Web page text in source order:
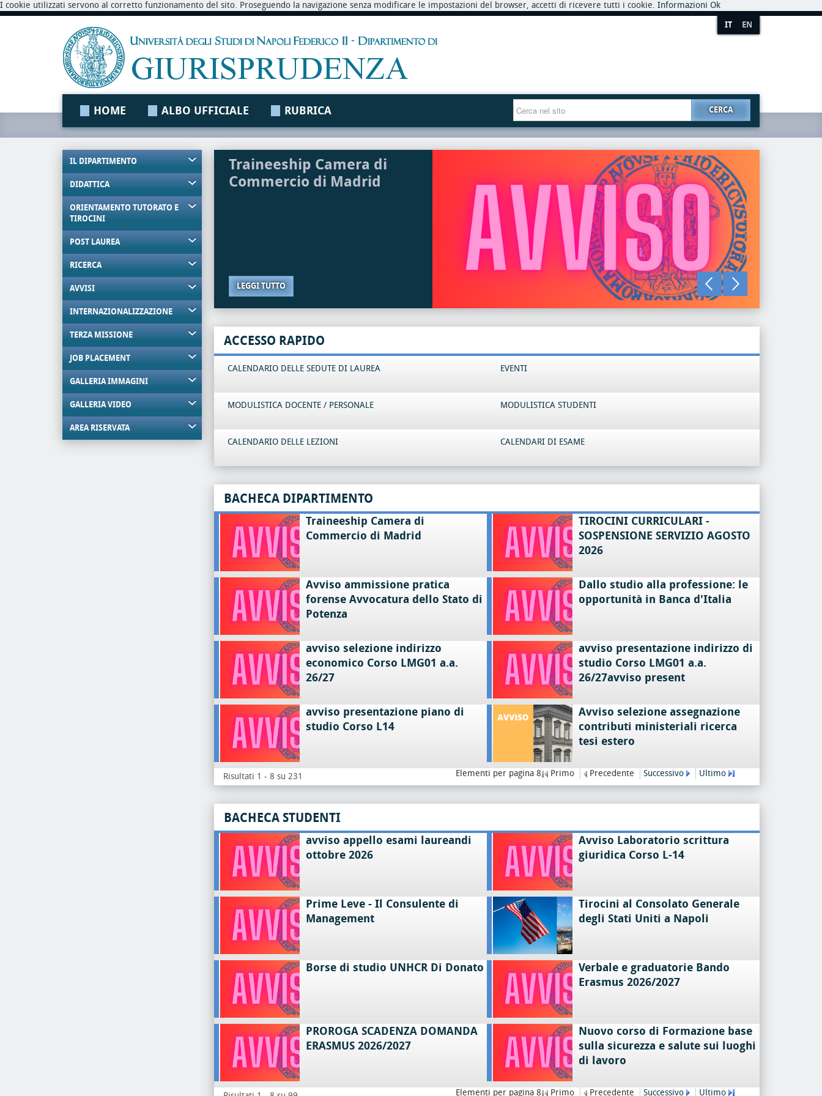
I cookie utilizzati servono al corretto funzionamento del sito. Proseguendo la navigazione senza modificare le impostazioni del browser, accetti di ricevere tutti i cookie. Informazioni Ok
IT EN
HOME ALBO UFFICIALE RUBRICA CERCA
IL DIPARTIMENTO
DIDATTICA
ORIENTAMENTO TUTORATO E
TIROCINI
POST LAUREA
RICERCA
AVVISI
INTERNAZIONALIZZAZIONE
TERZA MISSIONE
JOB PLACEMENT
GALLERIA IMMAGINI
GALLERIA VIDEO
AREA RISERVATA
Traineeship Camera di
Commercio di Madrid
LEGGI TUTTO
ACCESSO RAPIDO
CALENDARIO DELLE SEDUTE DI LAUREA EVENTI
MODULISTICA DOCENTE / PERSONALE MODULISTICA STUDENTI
CALENDARIO DELLE LEZIONI CALENDARI DI ESAME
BACHECA DIPARTIMENTO
Traineeship Camera di
Commercio di Madrid
TIROCINI CURRICULARI -
SOSPENSIONE SERVIZIO AGOSTO
2026
Avviso ammissione pratica
forense Avvocatura dello Stato di
Potenza
Dallo studio alla professione: le
opportunità in Banca d'Italia
avviso selezione indirizzo
economico Corso LMG01 a.a.
26/27
avviso presentazione indirizzo di
studio Corso LMG01 a.a.
26/27avviso present
avviso presentazione piano di
studio Corso L14
Avviso selezione assegnazione
contributi ministeriali ricerca
tesi estero
Risultati 1 - 8 su 231 Elementi per pagina 8 Primo Precedente Successivo Ultimo
BACHECA STUDENTI
avviso appello esami laureandi
ottobre 2026
Avviso Laboratorio scrittura
giuridica Corso L-14
Prime Leve - Il Consulente di
Management
Tirocini al Consolato Generale
degli Stati Uniti a Napoli
Borse di studio UNHCR Di Donato
Verbale e graduatorie Bando
Erasmus 2026/2027
PROROGA SCADENZA DOMANDA
ERASMUS 2026/2027
Nuovo corso di Formazione base
sulla sicurezza e salute sui luoghi
di lavoro
Elementi per pagina 8 Primo Precedente Successivo Ultimo